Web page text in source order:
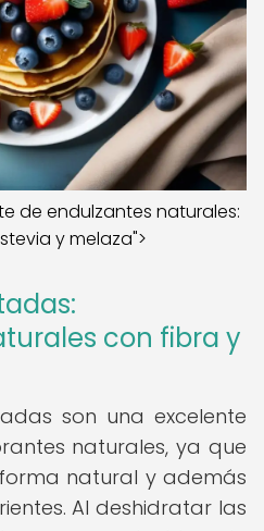
de endulzantes naturales:
y melaza">
con fibra y
son una excelente
naturales, ya que
natural y además
Al deshidratar las